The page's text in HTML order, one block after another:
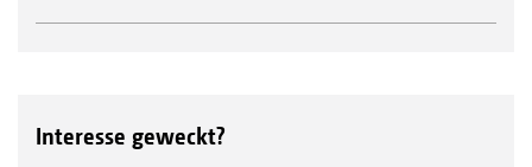
Interesse geweckt?